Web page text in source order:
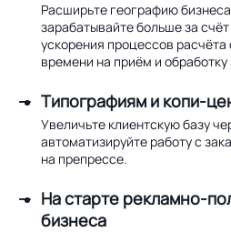
Расширьте географию
зарабатывайте больше за
ускорения процессов
времени на приём и обработку
Типографиям и копи-
Увеличьте клиентскую базу
автоматизируйте работу с
на препрессе.
На старте рекламно-
бизнеса